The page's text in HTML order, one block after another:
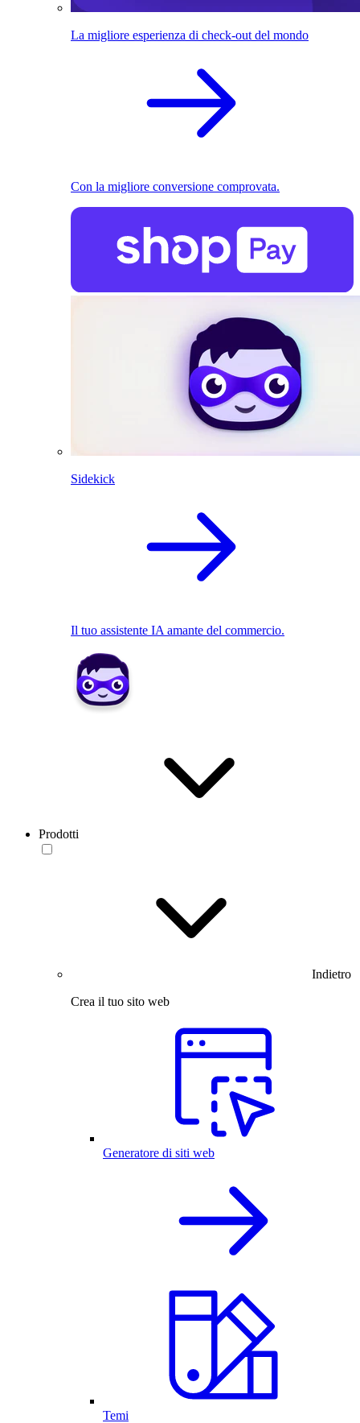
La migliore esperienza di check-out del mondo
Con la migliore conversione comprovata.
Sidekick
Il tuo assistente IA amante del commercio.
Prodotti
Indietro
Crea il tuo sito web
Generatore di siti web
Temi